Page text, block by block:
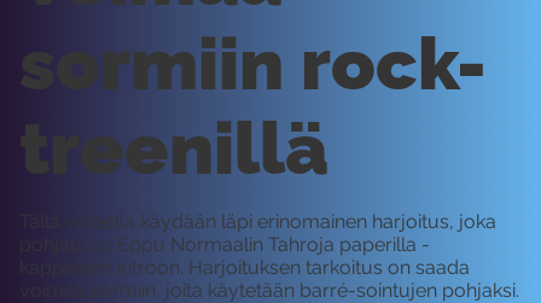
sormiin rock-
treenillä
Tällä videolla käydään läpi erinomainen harjoitus, joka
pohjautuu Eppu Normaalin Tahroja paperilla -
kappaleen introon. Harjoituksen tarkoitus on saada
voimaa sormiin, joita käytetään barré-sointujen pohjaksi.